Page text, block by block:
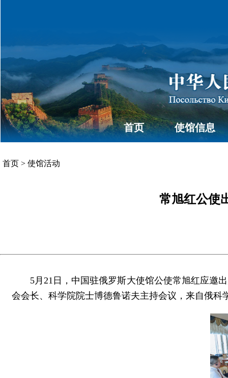
首页 使馆信息
首页 > 使馆活动
常旭红公使
5月21日，中国驻俄罗斯大使馆公使常旭红应邀
会会长、科学院院士博德鲁诺夫主持会议，来自俄科